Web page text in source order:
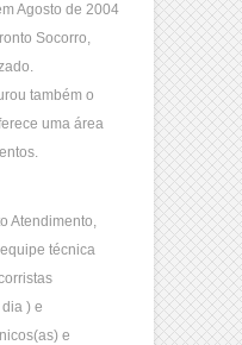
Agosto de 2004
Socorro,
também o
uma área
Atendimento,
técnica
) e
e